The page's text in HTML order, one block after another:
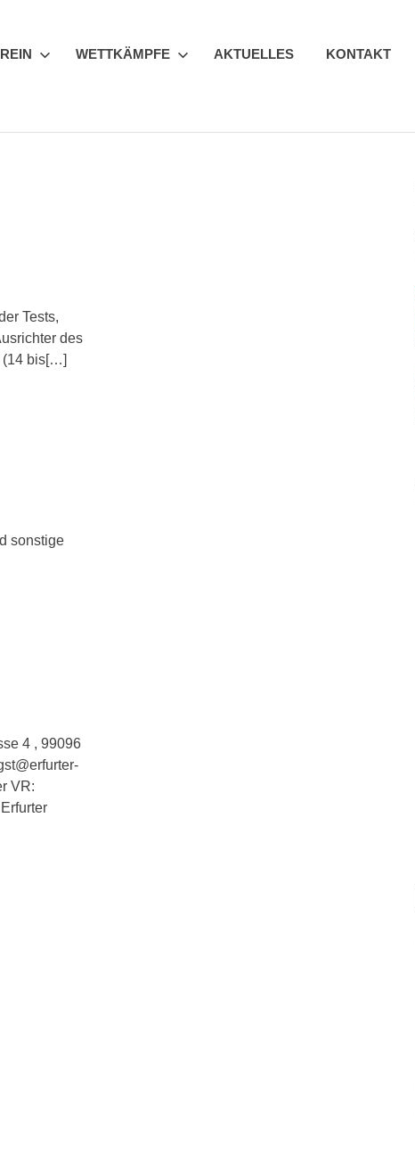
WETTKÄMPFE AKTUELLES KONTAKT
Tests,
des
(14 bis[…]
sonstige
4 , 99096
VR: